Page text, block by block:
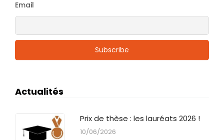
Email
Actualités
Prix de thèse : les lauréats 2026 !
10/06/2026